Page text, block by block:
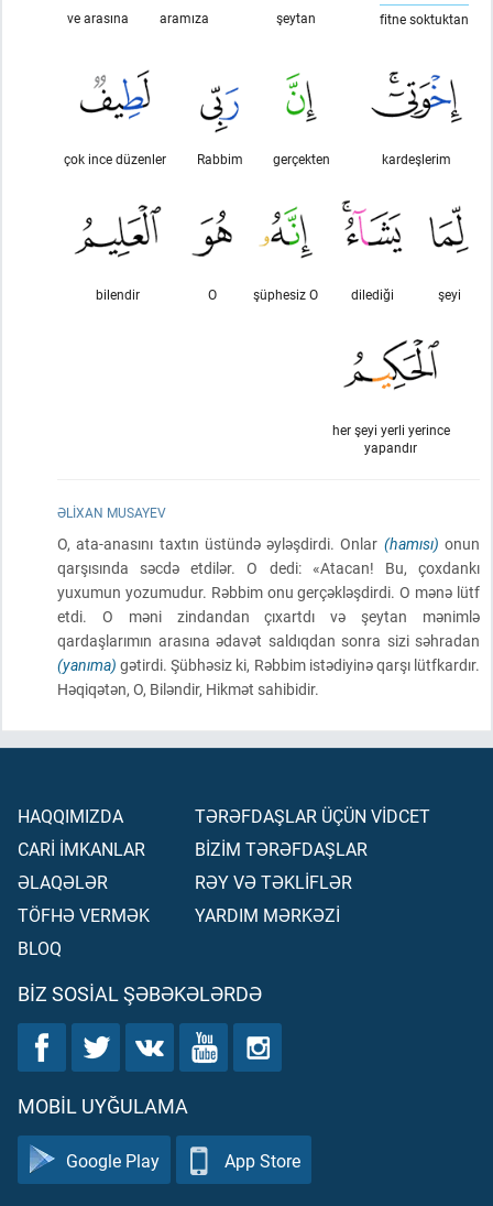
fitne soktuktan
şeytan
aramıza
ve arasına
kardeşlerim
gerçekten
Rabbim
çok ince düzenler
şeyi
dilediği
şüphesiz O
O
bilendir
her şeyi yerli yerince
yapandır
ƏLIXAN MUSAYEV
O, ata-anasını taxtın üstündə əyləşdirdi. Onlar (hamısı) onun
qarşısında səcdə etdilər. O dedi: «Atacan! Bu, çoxdankı
yuxumun yozumudur. Rəbbim onu gerçəkləşdirdi. O mənə lütf
etdi. O məni zindandan çıxartdı və şeytan mənimlə
qardaşlarımın arasına ədavət saldıqdan sonra sizi səhradan
(yanıma) gətirdi. Şübhəsiz ki, Rəbbim istədiyinə qarşı lütfkardır.
Həqiqətən, O, Biləndir, Hikmət sahibidir.
HAQQIMIZDA
CARİ İMKANLAR
ƏLAQƏLƏR
TÖFHƏ VERMƏK
BLOQ
TƏRƏFDAŞLAR ÜÇÜN VİDCET
BİZİM TƏRƏFDAŞLAR
RƏY VƏ TƏKLİFLƏR
YARDIM MƏRKƏZİ
BIZ SOSIAL ŞƏBƏKƏLƏRDƏ
MOBIL UYĞULAMA
Google Play App Store